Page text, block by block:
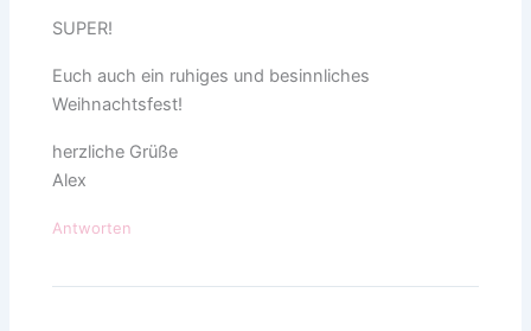
SUPER!
Euch auch ein ruhiges und besinnliches
Weihnachtsfest!
herzliche Grüße
Alex
Antworten